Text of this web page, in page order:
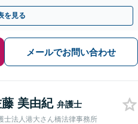
を見る
メールでお問い合わせ
美由紀 弁護士
士法人港大さん橋法律事務所